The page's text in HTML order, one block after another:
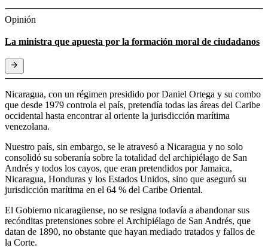
Opinión
La ministra que apuesta por la formación moral de ciudadanos
Nicaragua, con un régimen presidido por Daniel Ortega y su combo
que desde 1979 controla el país, pretendía todas las áreas del Caribe
occidental hasta encontrar al oriente la jurisdicción marítima
venezolana.
Nuestro país, sin embargo, se le atravesó a Nicaragua y no solo
consolidó su soberanía sobre la totalidad del archipiélago de San
Andrés y todos los cayos, que eran pretendidos por Jamaica,
Nicaragua, Honduras y los Estados Unidos, sino que aseguró su
jurisdicción marítima en el 64 % del Caribe Oriental.
El Gobierno nicaragüense, no se resigna todavía a abandonar sus
recónditas pretensiones sobre el Archipiélago de San Andrés, que
datan de 1890, no obstante que hayan mediado tratados y fallos de
la Corte.